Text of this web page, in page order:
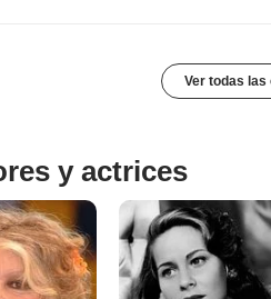
Ver todas
y actrices